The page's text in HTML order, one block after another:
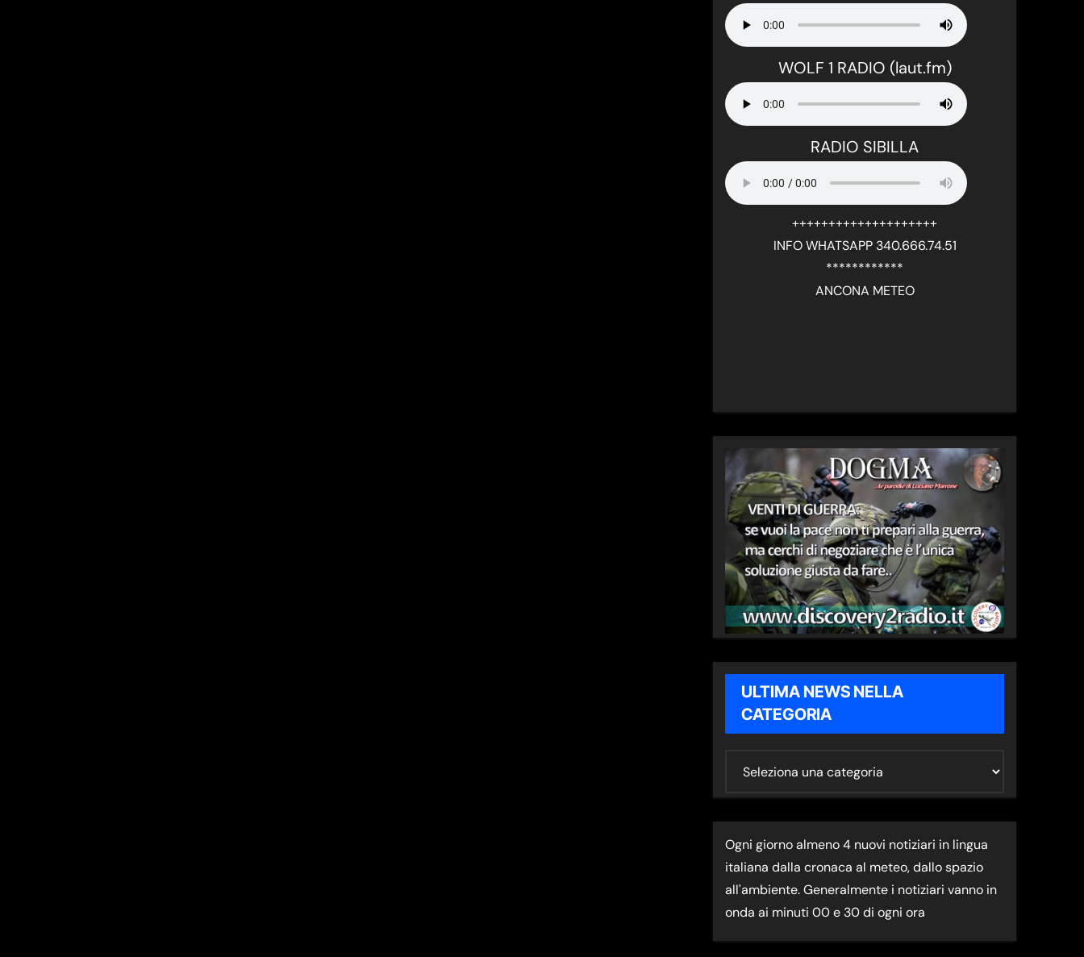
WOLF 1 RADIO (laut.fm)
RADIO SIBILLA
++++++++++++++++++++
INFO WHATSAPP 340.666.74.51
************
ANCONA METEO
ULTIMA NEWS NELLA
CATEGORIA
M
A
N
E
W
Ogni giorno almeno 4 nuovi notiziari in lingua
italiana dalla cronaca al meteo, dallo spazio
all'ambiente. Generalmente i notiziari vanno in
onda ai minuti 00 e 30 di ogni ora